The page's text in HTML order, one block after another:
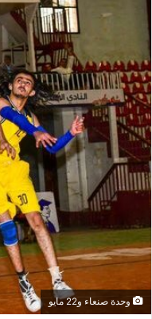
وحدة صنعاء و22 مايو